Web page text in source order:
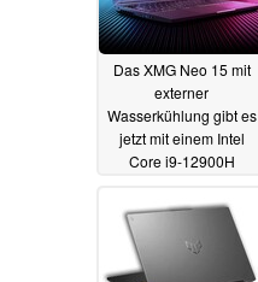
Das XMG Neo 15 mit
externer
Wasserkühlung gibt es
jetzt mit einem Intel
Core i9-12900H